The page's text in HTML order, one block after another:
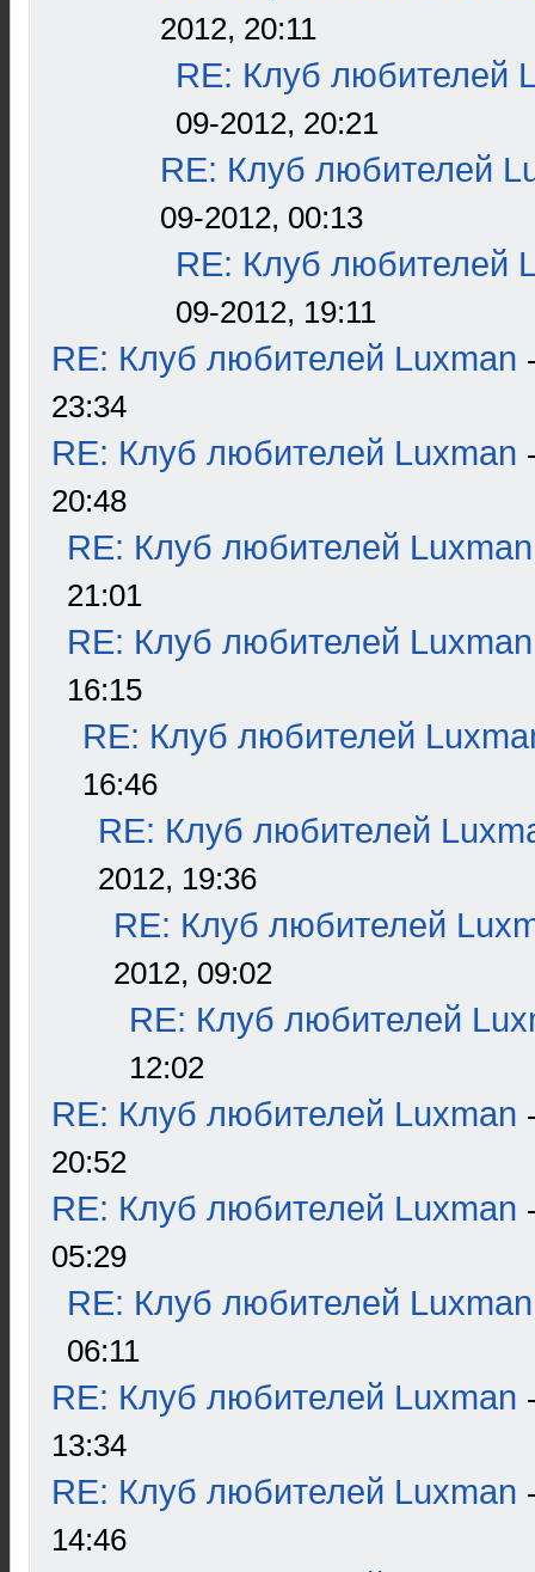
2012, 20:11
RE: Клуб любителей
09-2012, 20:21
RE: Клуб любителей
09-2012, 00:13
RE: Клуб любителей
09-2012, 19:11
RE: Клуб любителей Luxman
23:34
RE: Клуб любителей Luxman
20:48
RE: Клуб любителей Luxman
21:01
RE: Клуб любителей Luxman
16:15
RE: Клуб любителей
16:46
RE: Клуб любителей
2012, 19:36
RE: Клуб любителей
2012, 09:02
RE: Клуб любителей
12:02
RE: Клуб любителей Luxman
20:52
RE: Клуб любителей Luxman
05:29
RE: Клуб любителей Luxman
06:11
RE: Клуб любителей Luxman
13:34
RE: Клуб любителей Luxman
14:46